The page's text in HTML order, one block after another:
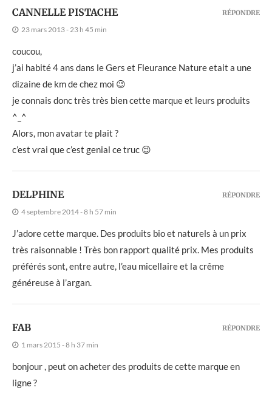
CANNELLE PISTACHE
23 mars 2013 - 23 h 45 min
coucou,
j’ai habité 4 ans dans le Gers et Fleurance Nature etait a une
dizaine de km de chez moi 😉
je connais donc très très bien cette marque et leurs produits
^_^
Alors, mon avatar te plait ?
c’est vrai que c’est genial ce truc 😉
RÉPONDRE
DELPHINE
4 septembre 2014 - 8 h 57 min
J’adore cette marque. Des produits bio et naturels à un prix
très raisonnable ! Très bon rapport qualité prix. Mes produits
préférés sont, entre autre, l’eau micellaire et la crême
généreuse à l’argan.
RÉPONDRE
FAB
1 mars 2015 - 8 h 37 min
bonjour , peut on acheter des produits de cette marque en
ligne ?
RÉPONDRE